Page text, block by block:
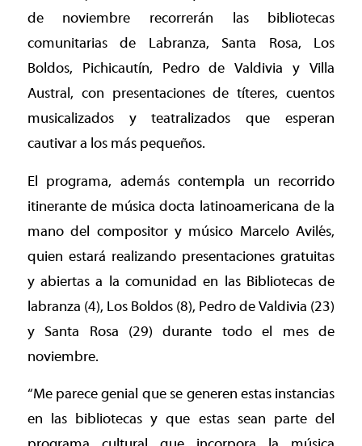
de noviembre recorrerán las bibliotecas
comunitarias de Labranza, Santa Rosa, Los
Boldos, Pichicautín, Pedro de Valdivia y Villa
Austral, con presentaciones de títeres, cuentos
musicalizados y teatralizados que esperan
cautivar a los más pequeños.
El programa, además contempla un recorrido
itinerante de música docta latinoamericana de la
mano del compositor y músico Marcelo Avilés,
quien estará realizando presentaciones gratuitas
y abiertas a la comunidad en las Bibliotecas de
labranza (4), Los Boldos (8), Pedro de Valdivia (23)
y Santa Rosa (29) durante todo el mes de
noviembre.
“Me parece genial que se generen estas instancias
en las bibliotecas y que estas sean parte del